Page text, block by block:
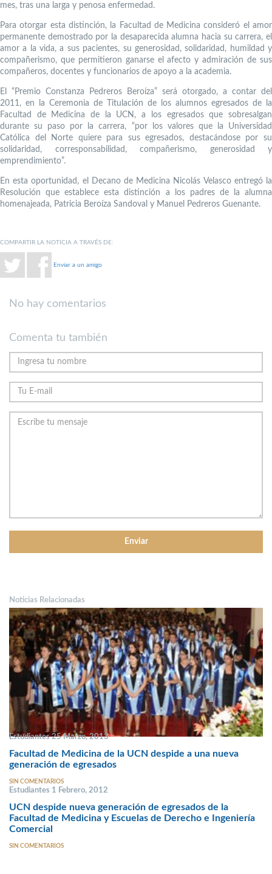
mes, tras una larga y penosa enfermedad.
Para otorgar esta distinción, la Facultad de Medicina consideró el amor
permanente demostrado por la desaparecida alumna hacia su carrera, el
amor a la vida, a sus pacientes, su generosidad, solidaridad, humildad y
compañerismo, que permitieron ganarse el afecto y admiración de sus
compañeros, docentes y funcionarios de apoyo a la academia.
El “Premio Constanza Pedreros Beroíza” será otorgado, a contar del
2011, en la Ceremonia de Titulación de los alumnos egresados de la
Facultad de Medicina de la UCN, a los egresados que sobresalgan
durante su paso por la carrera, “por los valores que la Universidad
Católica del Norte quiere para sus egresados, destacándose por su
solidaridad, corresponsabilidad, compañerismo, generosidad y
emprendimiento”.
En esta oportunidad, el Decano de Medicina Nicolás Velasco entregó la
Resolución que establece esta distinción a los padres de la alumna
homenajeada, Patricia Beroíza Sandoval y Manuel Pedreros Guenante.
COMPARTIR LA NOTICIA A TRAVÉS DE:
Enviar a un amigo
No hay comentarios
Comenta tu también
Noticias Relacionadas
Estudiantes 25 Marzo, 2013
Facultad de Medicina de la UCN despide a una nueva
generación de egresados
SIN COMENTARIOS
Estudiantes 1 Febrero, 2012
UCN despide nueva generación de egresados de la
Facultad de Medicina y Escuelas de Derecho e Ingeniería
Comercial
SIN COMENTARIOS